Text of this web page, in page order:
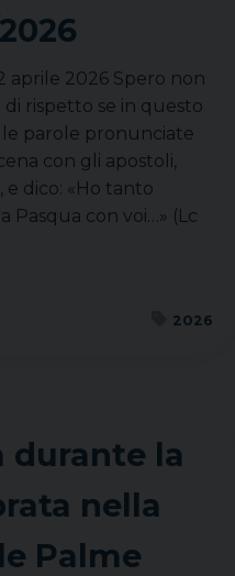
aprile 2026 Spero non
rispetto se in questo
parole pronunciate
con gli apostoli,
e dico: «Ho tanto
Pasqua con voi…» (Lc
2026
durante la
nella
Palme